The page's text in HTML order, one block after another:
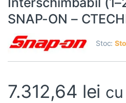
SNAP-ON –
Stoc:
7.312,64 lei